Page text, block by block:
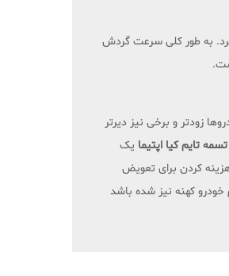
به طور کلی سرعت گردش
تا بالاتر را شامل می‌شود. برخی خودروها زودتر و برخی نیز دیرتر
تسمه تایم کیا اپتیما یک
کردن برای تعویض
کهنه نیز شده باشد